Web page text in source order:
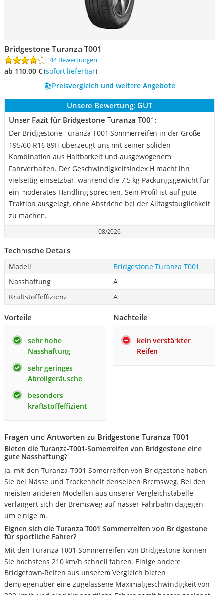
Bridgestone Turanza T001
44 Bewertungen
ab 110,00 € ( Sofort lieferbar)
Preisvergleich und weitere Angebote
Unsere Bewertung: GUT
Unser Fazit für Bridgestone Turanza T001:
Der Bridgestone Turanza T001 Sommerreifen in der Größe
195/60 R16 89H überzeugt uns mit seiner soliden
Kombination aus Haltbarkeit und ausgewogenem
Fahrverhalten. Der Geschwindigkeitsindex H macht ihn
vielseitig einsetzbar, während die 7,5 kg Packungsgewicht für
ein moderates Handling sprechen. Sein Profil ist auf gute
Traktion ausgelegt, ohne Abstriche bei der Alltagstauglichkeit
zu machen.
08/2026
Technische Details
Modell
Bridgestone Turanza T001
Nasshaftung
A
Kraftstoffeffizienz
A
Vorteile
sehr hohe
Nasshaftung
sehr geringes
Abrollgeräusche
besonders
kraftstoffeffizient
Nachteile
kein verstärkter
Reifen
Fragen und Antworten zu Bridgestone Turanza T001
Bieten die Turanza-T001-Somerreifen von Bridgestone eine
gute Nasshaftung?
Ja, mit den Turanza-T001-Somerreifen von Bridgestone haben
Sie bei Nässe und Trockenheit denselben Bremsweg. Bei den
meisten anderen Modellen aus unserer Vergleichstabelle
verlängert sich der Bremsweg auf nasser Fahrbahn dagegen
um einige m.
Eignen sich die Turanza T001 Sommerreifen von Bridgestone
für sportliche Fahrer?
Mit den Turanza T001 Sommerreifen von Bridgestone können
Sie höchstens 210 km/h schnell fahren. Einige andere
Bridgetown-Reifen aus unserem Vergleich bieten
demgegenüber eine zugelassene Maximalgeschwindigkeit von